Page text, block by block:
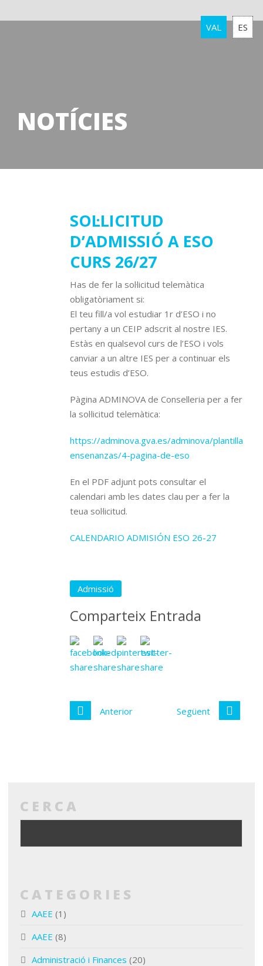
VAL ES
NOTÍCIES
SOL·LICITUD
D’ADMISSIÓ A ESO
CURS 26/27
Has de fer la sol·licitud telemàtica
obligatòriament si:
El teu fill/a vol estudiar 1r d’ESO i no
pertany a un CEIP adscrit al nostre IES.
Estàs en qualsevol curs de l’ESO i vols
canviar a un altre IES per a continuar els
teus estudis d’ESO.
Pàgina ADMINOVA de Conselleria per a fer
la sol·licitud telemàtica:
https://adminova.gva.es/adminova/plantilla-
ensenanzas/4-pagina-de-eso
En el PDF adjunt pots consultar el
calendari amb les dates clau per a fer la
teua sol·licitud.
CALENDARIO ADMISIÓN ESO 26-27
Admissió
Comparteix Entrada
Anterior Següent
CERCA
CATEGORIES
AAEE (1)
AAEE (8)
Administració i Finances (20)